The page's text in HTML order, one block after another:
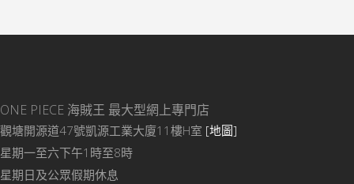
ONE PIECE 海賊王 最大型網上專門店
觀塘開源道47號凱源工業大廈11樓H室 [地圖]
星期一至六下午1時至8時
星期日及公眾假期休息